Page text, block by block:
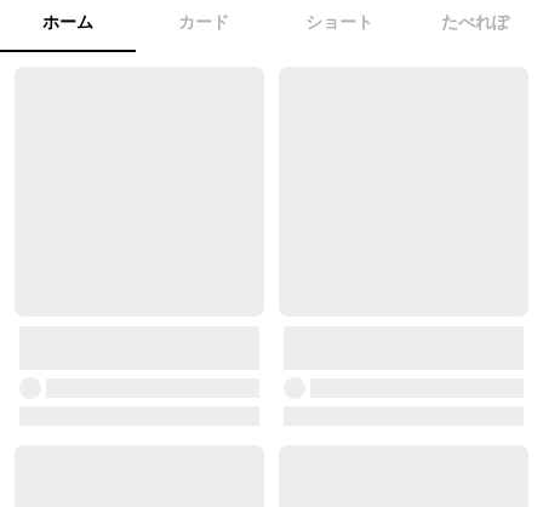
ホーム カード ショート たべれぽ